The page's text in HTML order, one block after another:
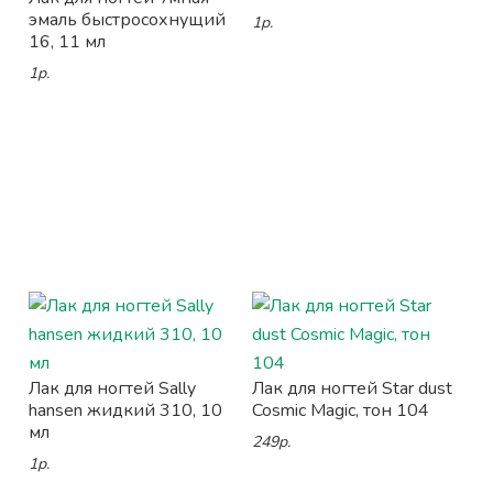
эмаль быстросохнущий
16, 11 мл
1р.
1р.
Лак для ногтей Sally
hansen жидкий 310, 10
мл
1р.
Лак для ногтей Star dust
Cosmic Magic, тон 104
249р.